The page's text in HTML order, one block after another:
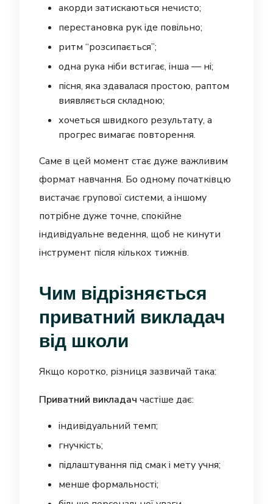
акорди затискаються нечисто;
перестановка рук іде повільно;
ритм “розсипається”;
одна рука ніби встигає, інша — ні;
пісня, яка здавалася простою, раптом
виявляється складною;
хочеться швидкого результату, а
прогрес вимагає повторення.
Саме в цей момент стає дуже важливим
формат навчання. Бо одному початківцю
вистачає групової системи, а іншому
потрібне дуже точне, спокійне
індивідуальне ведення, щоб не кинути
інструмент після кількох тижнів.
Чим відрізняється
приватний викладач
від школи
Якщо коротко, різниця зазвичай така:
Приватний викладач частіше дає:
індивідуальний темп;
гнучкість;
підлаштування під смак і мету учня;
менше формальності;